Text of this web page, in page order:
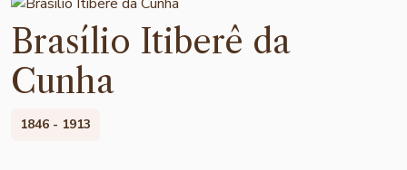
Brasílio Itiberê da
Cunha
1846 - 1913